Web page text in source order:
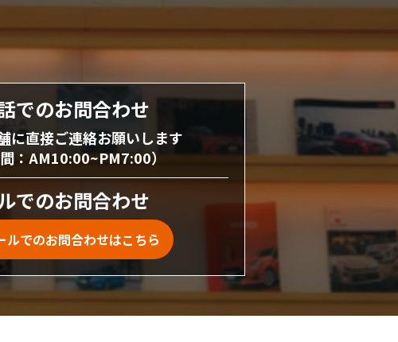
でのお問合わせ
に直接ご連絡お願いします
：AM10:00~PM7:00）
でのお問合わせ
ルでのお問合わせはこちら